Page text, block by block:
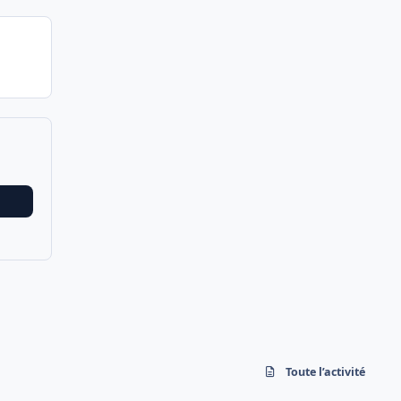
Toute l’activité